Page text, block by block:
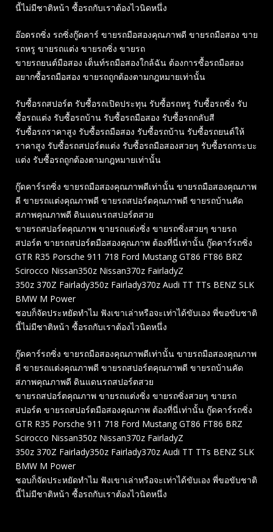
นี้ไม่มีชาติหน้า ซื้อรถกับเราต้องไวนิดหนึ่ง
อ๊อดรถซิ่ง รถซิ่งกู๊ดคาร์ ขายรถมือสองคุณภาพดี ขายรถมือสอง ขาย
รถหรู ขายรถแต่ง ขายรถซิ่ง ขายรถ
ขายรถยนต์มือสอง เต็นท์รถมือสองใกล้ฉัน ต้องการซื้อรถมือสอง
อยากซื้อรถมือสอง ขายรถถูกต้องตามกฎหมายเท่านั้น
รับซื้อรถสปอร์ต รับซื้อรถเปิดประทุน รับซื้อรถหรู รับซื้อรถซิ่ง รับ
ซื้อรถแต่ง รับซื้อรถบ้าน รับซื้อรถมือสอง รับซื้อรถกลับสี
รับซื้อรถราคาสูง รับซื้อรถมือสอง รับซื้อรถบ้าน รับซื้อรถยนต์ให้
ราคาสูง รับซื้อรถสปอร์ตแต่ง รับซื้อรถมือสองสวยๆ รับซื้อรถกระบะ
แต่ง รับซื้อรถถูกต้องตามกฎหมายเท่านั้น
กู๊ดคาร์รถซิ่ง ขายรถมือสองคุณภาพดีเท่านั้น ขายรถมือสองคุณภาพ
ดี ขายรถแต่งคุณภาพดี ขายรถสปอร์ตคุณภาพดี ขายรถบ้านคัด
สภาพคุณภาพดี ดินแดนรถสปอร์ตสวย
ขายรถสปอร์ตคุณภาพ ขายรถแต่งซิ่ง ขายรถซิ่งสวยๆ ขายรถ
สปอร์ต ขายรถสปอร์ตมือสองคุณภาพ ต้องที่นี่เท่านั้น กู๊ดคาร์รถซิ่ง
GTR R35 Porsche 911 718 Ford Mustang GT86 FT86 BRZ
Scirocco Nissan350z Nissan370z FairladyZ
350z 370Z Fairlady350z Fairlady370z Audi TT TTs BENZ SLK
BMW M Power
ชอบก็จัดประหยัดทำไม ฟังเขาเล่าหรือจะเท่าได้ขับเอง พี่ขอขับชาติ
นี้ไม่มีชาติหน้า ซื้อรถกับเราต้องไวนิดหนึ่ง
กู๊ดคาร์รถซิ่ง ขายรถมือสองคุณภาพดีเท่านั้น ขายรถมือสองคุณภาพ
ดี ขายรถแต่งคุณภาพดี ขายรถสปอร์ตคุณภาพดี ขายรถบ้านคัด
สภาพคุณภาพดี ดินแดนรถสปอร์ตสวย
ขายรถสปอร์ตคุณภาพ ขายรถแต่งซิ่ง ขายรถซิ่งสวยๆ ขายรถ
สปอร์ต ขายรถสปอร์ตมือสองคุณภาพ ต้องที่นี่เท่านั้น กู๊ดคาร์รถซิ่ง
GTR R35 Porsche 911 718 Ford Mustang GT86 FT86 BRZ
Scirocco Nissan350z Nissan370z FairladyZ
350z 370Z Fairlady350z Fairlady370z Audi TT TTs BENZ SLK
BMW M Power
ชอบก็จัดประหยัดทำไม ฟังเขาเล่าหรือจะเท่าได้ขับเอง พี่ขอขับชาติ
นี้ไม่มีชาติหน้า ซื้อรถกับเราต้องไวนิดหนึ่ง